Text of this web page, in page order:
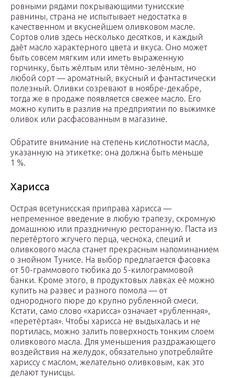
ровными рядами покрывающими тунисские
равнины, страна не испытывает недостатка в
качественном и вкуснейшем оливковом масле.
Сортов олив здесь несколько десятков, и каждый
даёт масло характерного цвета и вкуса. Оно может
быть совсем мягким или иметь выраженную
горчинку, быть жёлтым или тёмно-зелёным, но
любой сорт — ароматный, вкусный и фантастически
полезный. Оливки созревают в ноябре-декабре,
тогда же в продаже появляется свежее масло. Его
можно купить в разлив на предприятии по выжимке
оливок или расфасованным в магазине.
Обратите внимание на степень кислотности масла,
указанную на этикетке: она должна быть меньше
1 %.
Харисса
Острая всетунисская приправа харисса —
непременное введение в любую трапезу, скромную
домашнюю или праздничную ресторанную. Паста из
перетёртого жгучего перца, чеснока, специй и
оливкового масла станет прекрасным напоминанием
о знойном Тунисе. На выбор предлагается фасовка
от 50-граммового тюбика до 5-килограммовой
банки. Кроме этого, в продуктовых лавках её можно
купить на развес и разного помола — от
однородного пюре до крупно рубленной смеси.
Кстати, само слово «харисса» означает «рубленная»,
«перетёртая». Чтобы харисса не выдыхалась и не
портилась, можно залить поверхность тонким слоем
оливкового масла. Для уменьшения раздражающего
воздействия на желудок, обязательно употребляйте
хариссу с маслом, желательно оливковым, как это
делают тунисцы.